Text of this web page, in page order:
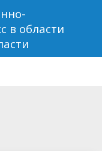
в области